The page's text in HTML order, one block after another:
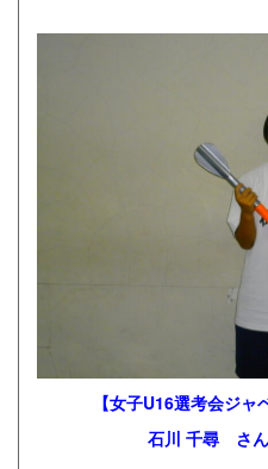
【女子U16選考会ジ
石川 千尋 さん